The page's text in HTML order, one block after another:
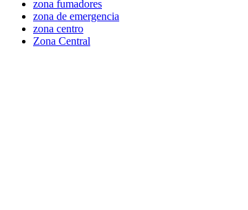
zona fumadores
zona de emergencia
zona centro
Zona Central